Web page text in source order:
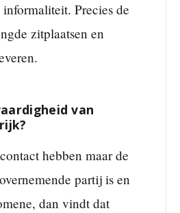
Precies de
zitplaatsen en
van
hebben maar de
partij is en
dan vindt dat